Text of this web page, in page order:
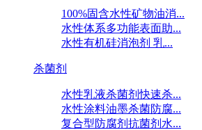
100%固含水性矿物油消...
水性体系多功能表面助...
水性有机硅消泡剂 乳...
杀菌剂
水性乳液杀菌剂快速杀...
水性涂料油墨杀菌防腐...
复合型防腐剂抗菌剂水...